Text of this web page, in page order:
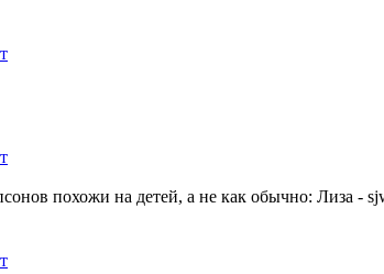
похожи на детей, а не как обычно: Лиза -